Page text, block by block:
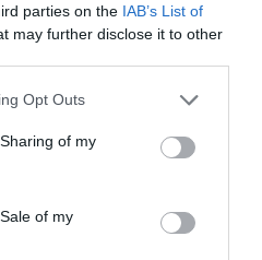
parties on the IAB’s List of
may further disclose it to other
app uses one or more Google
behaviour. You may click to
and its third-party tags to
purposes in below Google
Opt Outs
of my
of my